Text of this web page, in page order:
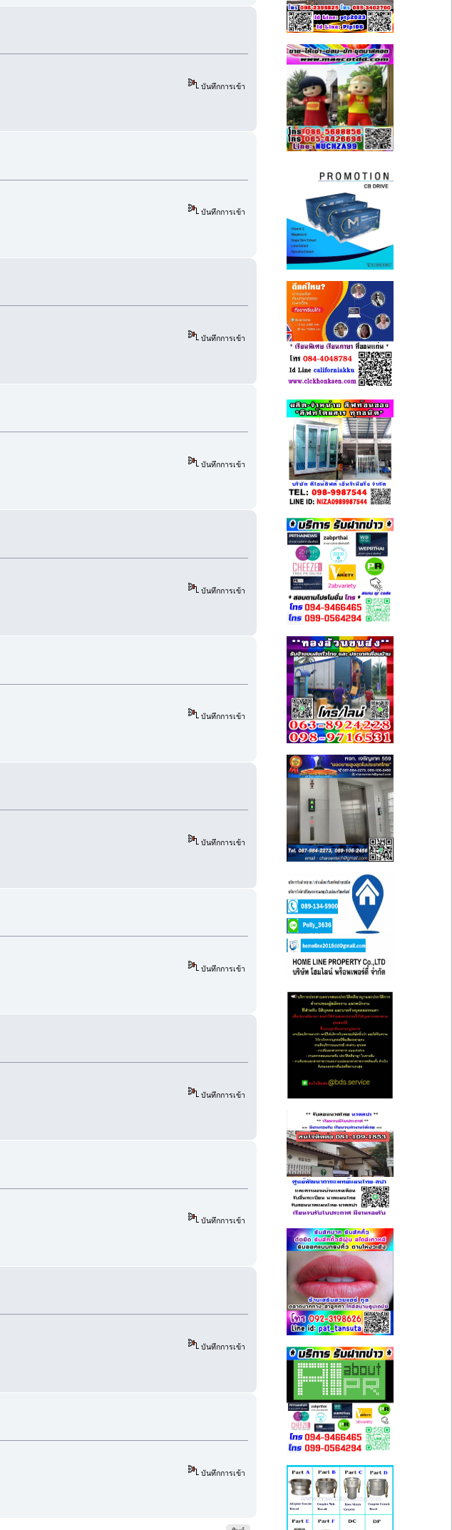
บันทึกการเข้า
บันทึกการเข้า
บันทึกการเข้า
บันทึกการเข้า
บันทึกการเข้า
บันทึกการเข้า
บันทึกการเข้า
บันทึกการเข้า
บันทึกการเข้า
บันทึกการเข้า
บันทึกการเข้า
บันทึกการเข้า